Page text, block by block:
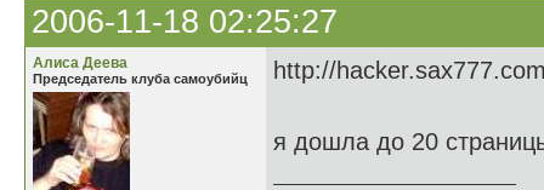
2006-11-18 02:25:27
Алиса Деева
Председатель клуба самоубийц http://
я дошла до 20